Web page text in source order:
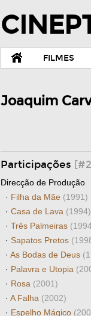
FILMES
Joaquim
Participações
Direcção de Produção
· Filha da Mãe (1991)
· Casa de Lava (1994)
· Três Palmeiras
· Sapatos Pretos
· As Bodas de Deus
· Palavra e Utopia
· Rosa (2001)
· A Falha (2002)
· Espelho Mágico